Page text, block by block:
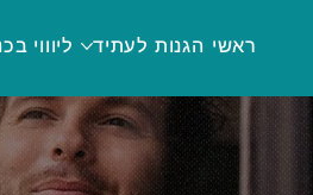
ראשי הגנות לעתיד ליוווי